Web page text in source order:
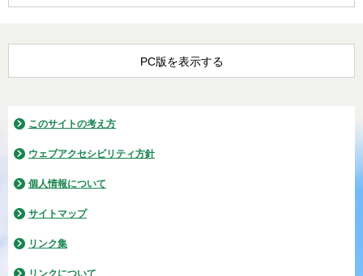
PC版を表示する
このサイトの考え方
ウェブアクセシビリティ方針
個人情報について
サイトマップ
リンク集
リンクについて